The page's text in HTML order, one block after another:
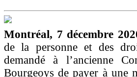
Montréal, 7 décembre
de la personne et des
demandé à l’ancienne
Bourgeoys de payer à une